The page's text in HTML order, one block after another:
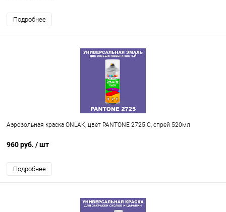
Подробнее
Аэрозольная краска ONLAK, цвет PANTONE 2725 C, спрей 520мл
960 руб. / шт
Подробнее